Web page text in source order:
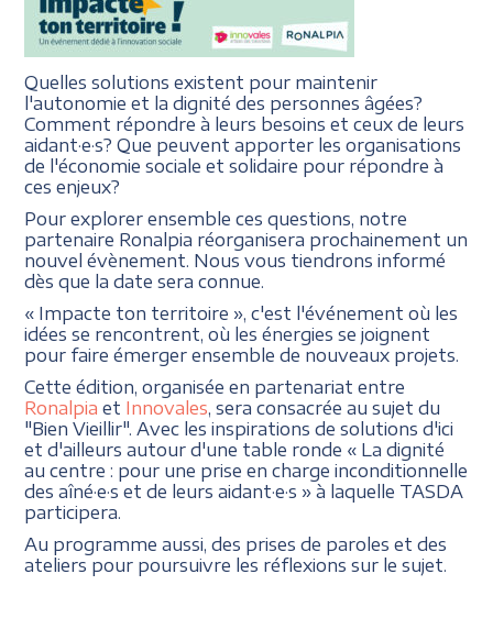
Quelles solutions existent pour maintenir
l'autonomie et la dignité des personnes âgées?
Comment répondre à leurs besoins et ceux de leurs
aidant·e·s? Que peuvent apporter les organisations
de l'économie sociale et solidaire pour répondre à
ces enjeux?
Pour explorer ensemble ces questions, notre
partenaire Ronalpia réorganisera prochainement un
nouvel évènement. Nous vous tiendrons informé
dès que la date sera connue.
« Impacte ton territoire », c'est l'événement où les
idées se rencontrent, où les énergies se joignent
pour faire émerger ensemble de nouveaux projets.
Cette édition, organisée en partenariat entre
Ronalpia et Innovales , sera consacrée au sujet du
"Bien Vieillir". Avec les inspirations de solutions d'ici
et d'ailleurs autour d'une table ronde « La dignité
au centre : pour une prise en charge inconditionnelle
des aîné·e·s et de leurs aidant·e·s » à laquelle TASDA
participera.
Au programme aussi, des prises de paroles et des
ateliers pour poursuivre les réflexions sur le sujet.